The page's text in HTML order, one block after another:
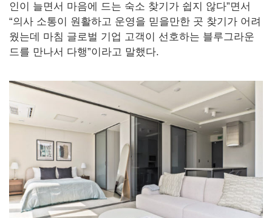
인이 늘면서 마음에 드는 숙소 찾기가 쉽지 않다”면서
“의사 소통이 원활하고 운영을 믿을만한 곳 찾기가 어려
웠는데 마침 글로벌 기업 고객이 선호하는 블루그라운
드를 만나서 다행”이라고 말했다.